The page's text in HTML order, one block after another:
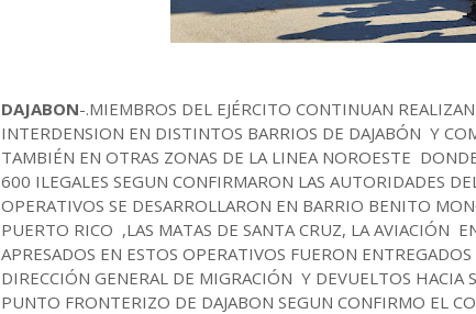
DAJABON-.MIEMBROS DEL EJÉRCITO CONTINUAN
INTERDENSION EN DISTINTOS BARRIOS DE DAJABÓN Y
TAMBIÉN EN OTRAS ZONAS DE LA LINEA NOROESTE
600 ILEGALES SEGUN CONFIRMARON LAS AUTORIDADES
OPERATIVOS SE DESARROLLARON EN BARRIO BENITO
PUERTO RICO ,LAS MATAS DE SANTA CRUZ, LA AVIACIÓN
APRESADOS EN ESTOS OPERATIVOS FUERON
DIRECCIÓN GENERAL DE MIGRACIÓN Y DEVUELTOS HACIA
PUNTO FRONTERIZO DE DAJABON SEGUN CONFIRMO EL